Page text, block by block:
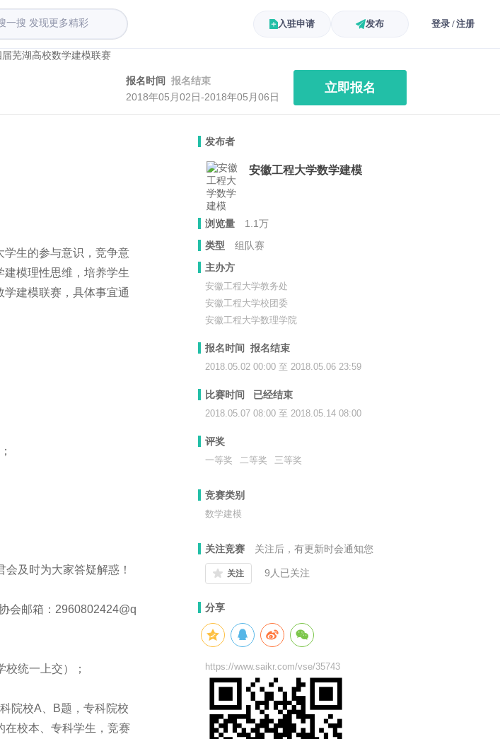
入驻申请 发布 登录 / 注册
报名时间 报名结束
2018年05月02日-2018年05月06日
立即报名
学生的参与意识，竞争意
模理性思维，培养学生
建模联赛，具体事宜通
及时为大家答疑解惑！
会邮箱： 2960802424@q
统一上交）；
院校A、B题，专科院校
在校本、专科学生，竞赛
发布者
安徽工程大学数学建模
浏览量
1.1万
类型
组队赛
主办方
安徽工程大学教务处
安徽工程大学校团委
安徽工程大学数理学院
报名时间 报名结束
2018.05.02 00:00 至 2018.05.06 23:59
比赛时间 已经结束
2018.05.07 08:00 至 2018.05.14 08:00
评奖
一等奖 二等奖 三等奖
竞赛类别
数学建模
关注竞赛 关注后，有更新时会通知您
关注 9人已关注
分享
https://www.saikr.com/vse/35743